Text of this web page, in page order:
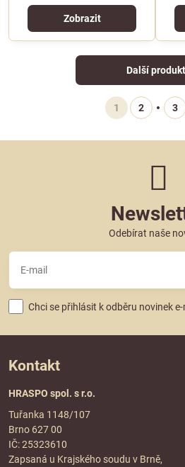
Zobrazit
Další
1 2 3
Odebírat naše
Chci se přihlásit k odběru novinek
Kontakt
HRASPO spol. s r.o.
Tuřanka 1148/107
Brno 627 00
IČ: 25323610
Zapsaná u Krajského soudu v Brně,